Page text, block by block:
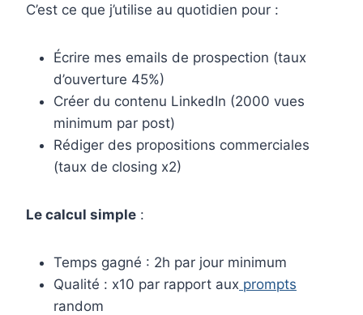
C’est ce que j’utilise au quotidien pour :
Écrire mes emails de prospection (taux
d’ouverture 45%)
Créer du contenu LinkedIn (2000 vues
minimum par post)
Rédiger des propositions commerciales
(taux de closing x2)
Le calcul simple :
Temps gagné : 2h par jour minimum
Qualité : x10 par rapport aux prompts
random